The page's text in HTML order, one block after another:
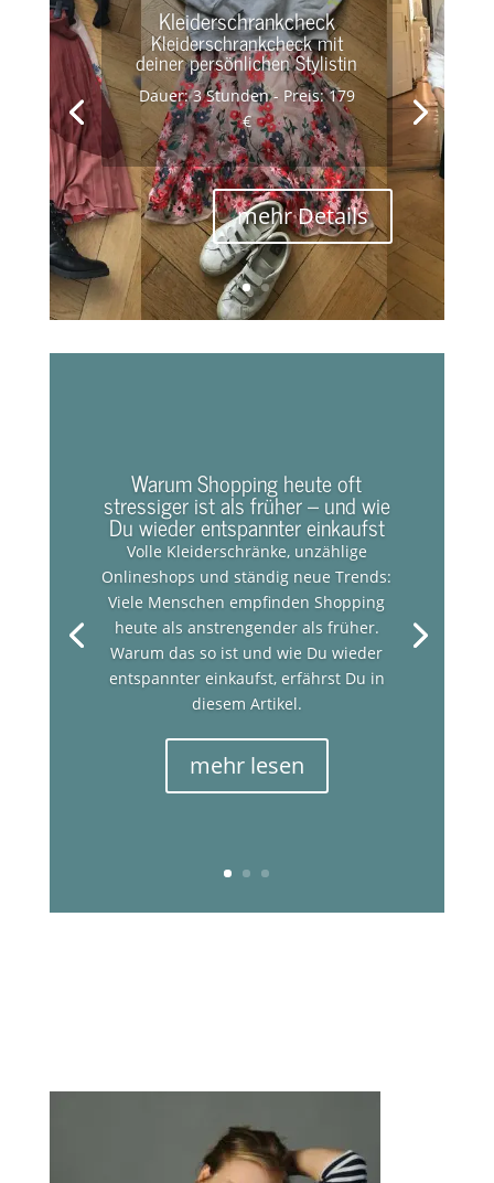
Kleiderschrankcheck
Kleiderschrankcheck mit
deiner persönlichenStylistin
Dauer: 3 Stunden - Preis: 179
€
mehr Details
Warum Shopping heute oft
stressiger ist als früher – und wie
Du wieder entspannter einkaufst
Volle Kleiderschränke, unzählige
Onlineshops und ständig neue Trends:
Viele Menschen empfinden Shopping
heute als anstrengender als früher.
Warum das so ist und wie Du wieder
entspannter einkaufst, erfährst Du in
diesem Artikel.
mehr lesen